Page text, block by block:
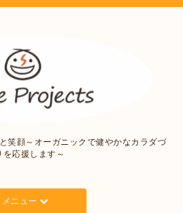
笑顔～オーガニックで健やかなカラダづ
を応援します～
メニュー